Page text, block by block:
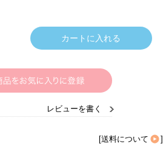
レビューを書く
[送料について ]